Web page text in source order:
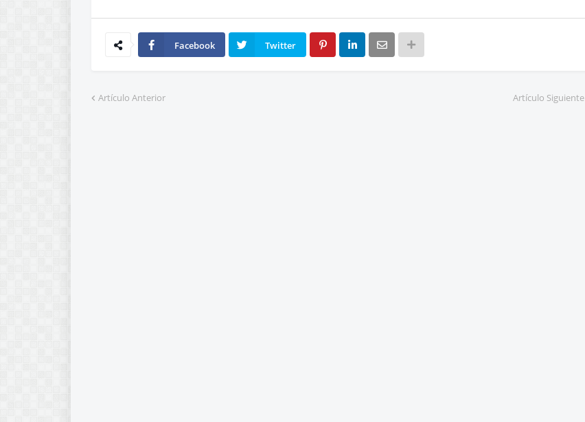
Facebook Twitter
Artículo Anterior Artículo Siguiente